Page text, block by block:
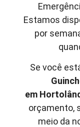
Estamos
por
Se você
em
orçamento,
meio da